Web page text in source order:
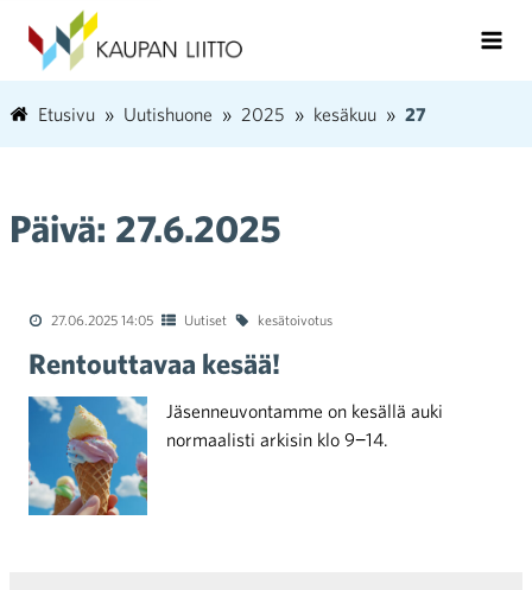
Etusivu Uutishuone 2025 kesäkuu 27
Päivä: 27.6.2025
27.06.2025 14:05 Uutiset kesätoivotus
Rentouttavaa kesää!
Jäsenneuvontamme on kesällä auki
normaalisti arkisin klo 9−14.